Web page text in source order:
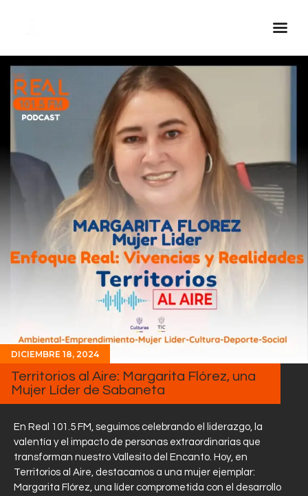
Inicio Real FM
Streaming
En Vivo
Descarga La APP
Programas
Noticias
Equipo
Sobre Nosotros
Contactos
DICIEMBRE 18, 2024
Territorios al Aire: Margarita Flórez, una
Mujer Líder de Sabaneta
En Real 101.5 FM, seguimos celebrando el liderazgo, la
valentía y el impacto de personas extraordinarias que
transforman nuestro Vallesito del Encanto. Hoy, en
Territorios al Aire, destacamos a una mujer ejemplar:
Margarita Flórez, una líder comprometida con el desarrollo